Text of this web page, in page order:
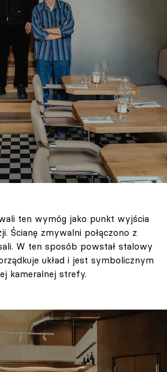
ten wymóg jako punkt wyjścia
Ścianę zmywalni połączono z
W ten sposób powstał stalowy
układ i jest symbolicznym
kameralnej strefy.